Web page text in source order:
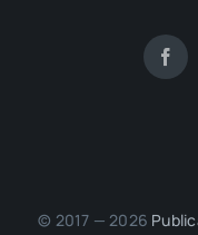
© 2017 — 2026